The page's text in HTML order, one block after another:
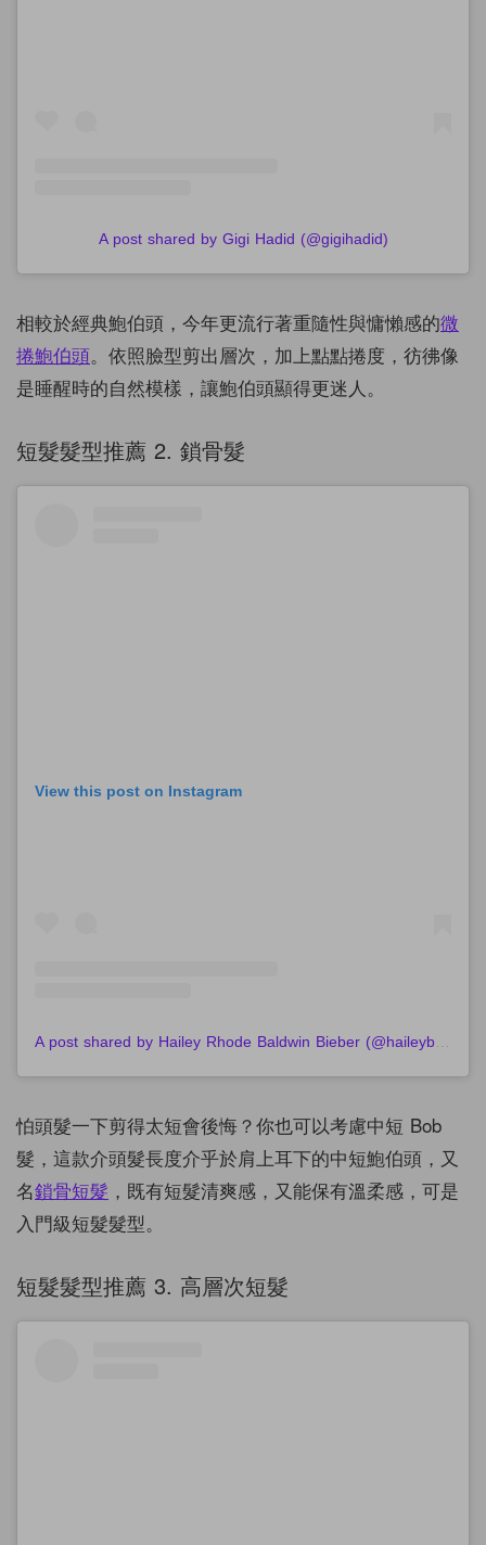
A post shared by Gigi Hadid (@gigihadid)
相較於經典鮑伯頭，今年更流行著重隨性與慵懶感的微
捲鮑伯頭。依照臉型剪出層次，加上點點捲度，彷彿像
是睡醒時的自然模樣，讓鮑伯頭顯得更迷人。
短髮髮型推薦 2. 鎖骨髮
View this post on Instagram
怕頭髮一下剪得太短會後悔？你也可以考慮中短 Bob
髮，這款介頭髮長度介乎於肩上耳下的中短鮑伯頭，又
名鎖骨短髮 ，既有短髮清爽感，又能保有溫柔感，可是
入門級短髮髮型。
短髮髮型推薦 3. 高層次短髮